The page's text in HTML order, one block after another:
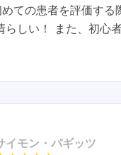
ての患者を評価する
らしい！ また、初心
イモン・パギッツ